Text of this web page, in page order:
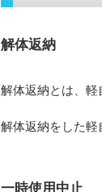
解体返納
解体返納とは、軽
解体返納をした軽
一時使用中止